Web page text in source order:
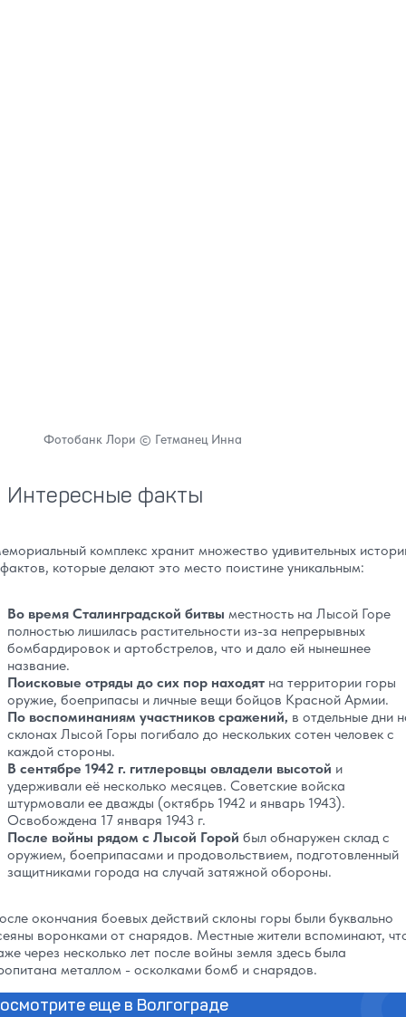
Фотобанк Лори © Гетманец Инна
Интересные факты
комплекс хранит множество удивительных
которые делают это место поистине уникальным:
Во время Сталинградской битвы местность на Лысой Горе
полностью лишилась растительности из-за непрерывных
бомбардировок и артобстрелов, что и дало ей нынешнее
название.
Поисковые отряды до сих пор находят на территории горы
оружие, боеприпасы и личные вещи бойцов Красной Армии.
По воспоминаниям участников сражений, в отдельные дни
склонах Лысой Горы погибало до нескольких сотен человек с
каждой стороны.
В сентябре 1942 г. гитлеровцы овладели высотой и
удерживали её несколько месяцев. Советские войска
штурмовали ее дважды (октябрь 1942 и январь 1943).
Освобождена 17 января 1943 г.
После войны рядом с Лысой Горой был обнаружен склад с
оружием, боеприпасами и продовольствием, подготовленный
защитниками города на случай затяжной обороны.
окончания боевых действий склоны горы были буквально
воронками от снарядов. Местные жители вспоминают,
через несколько лет после войны земля здесь была
металлом - осколками бомб и снарядов.
еще в Волгограде